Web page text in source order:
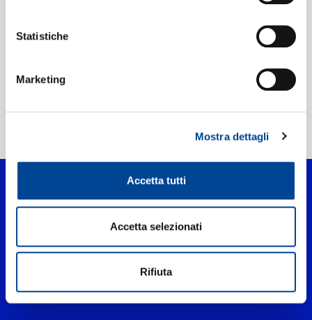
Statistiche
Marketing
Mostra dettagli
Accetta tutti
Accetta selezionati
Rifiuta
Sturkopf (mit ner Glock)